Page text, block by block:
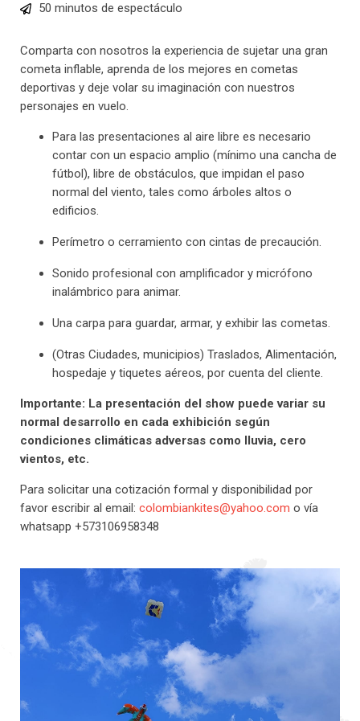
50 minutos de espectáculo
Comparta con nosotros la experiencia de sujetar una gran
cometa inflable, aprenda de los mejores en cometas
deportivas y deje volar su imaginación con nuestros
personajes en vuelo.
Para las presentaciones al aire libre es necesario
contar con un espacio amplio (mínimo una cancha de
fútbol), libre de obstáculos, que impidan el paso
normal del viento, tales como árboles altos o
edificios.
Perímetro o cerramiento con cintas de precaución.
Sonido profesional con amplificador y micrófono
inalámbrico para animar.
Una carpa para guardar, armar, y exhibir las cometas.
(Otras Ciudades, municipios) Traslados, Alimentación,
hospedaje y tiquetes aéreos, por cuenta del cliente.
Importante: La presentación del show puede variar su
normal desarrollo en cada exhibición según
condiciones climáticas adversas como lluvia, cero
vientos, etc.
Para solicitar una cotización formal y disponibilidad por
favor escribir al email: colombiankites@yahoo.com o vía
whatsapp +573106958348